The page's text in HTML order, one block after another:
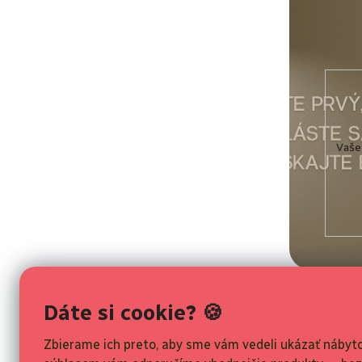
Dáte si cookie? 🍪
Zbierame ich preto, aby sme vám vedeli ukázaťOdstúpenie